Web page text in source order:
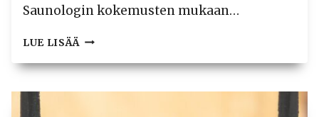
Saunologin kokemusten mukaan…
LUE LISÄÄ TESTI:
EKOAIR